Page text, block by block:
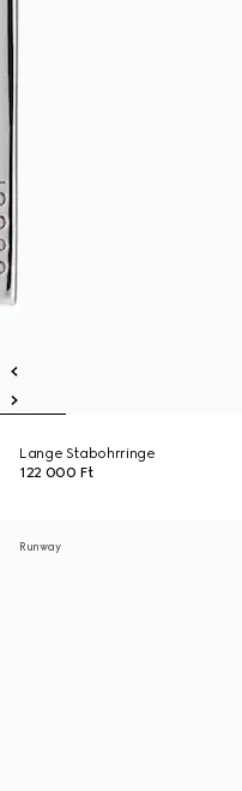
Lange Stabohrringe
122 000 Ft
Runway